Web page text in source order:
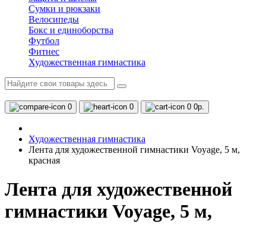
Сумки и рюкзаки
Велосипеды
Бокс и единоборства
Футбол
Фитнес
Художественная гимнастика
0 0 0 0р.
Художественная гимнастика
Лента для художественной гимнастики Voyage, 5 м,
красная
Лента для художественной
гимнастики Voyage, 5 м,